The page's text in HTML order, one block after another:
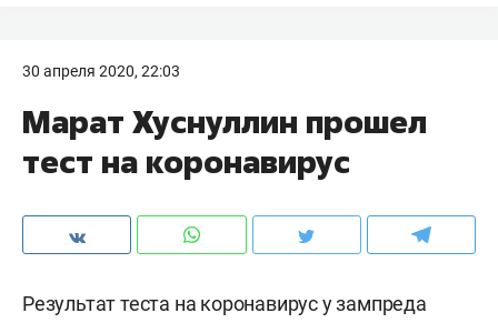
30 апреля 2020, 22:03
Марат Хуснуллин прошел
тест на коронавирус
Результат теста на коронавирус у зампреда